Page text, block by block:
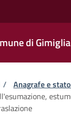
di
pane
/ Anagrafe e